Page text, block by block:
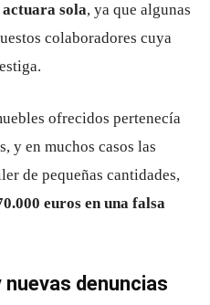
actuara sola, ya que algunas
colaboradores cuya
ofrecidos pertenecía
y en muchos casos las
de pequeñas cantidades,
euros en una falsa
denuncias